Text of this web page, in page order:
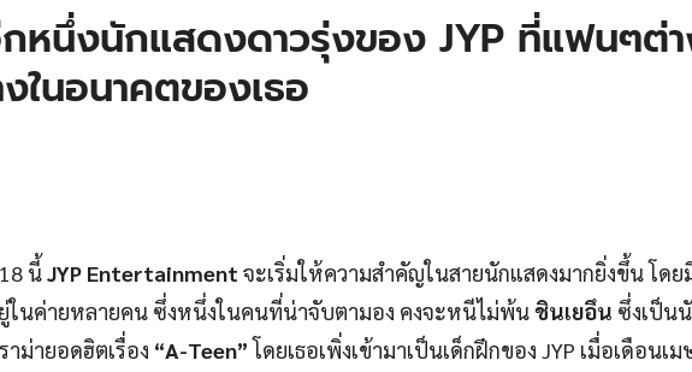
หนึ่งนักแสดงดาวรุ่งของ JYP ที่แฟนๆต่
ในอนาคตของเธอ
นี้JYP Entertainment จะเริ่มให้ความสำคัญในสายนักแสดงมากยิ่งขึ้น โดย
ในค่ายหลายคน ซึ่งหนึ่งในคนที่น่าจับตามอง คงจะหนีไม่พ้น ชินเยอึน ซึ่งเป็น
าม่ายอดฮิตเรื่อง “A-Teen”โดยเธอเพิ่งเข้ามาเป็นเด็กฝึกของ JYP เมื่อเดือน